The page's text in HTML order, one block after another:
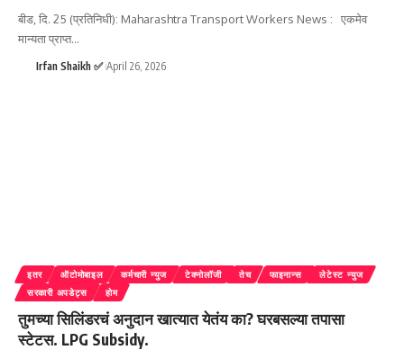
बीड, दि. 25 (प्रतिनिधी): Maharashtra Transport Workers News : एकमेव
मान्यता प्राप्त…
Irfan Shaikh ✅ April 26, 2026
इतर ऑटोमोबाइल कर्मचारी न्युज टेक्नोलॉजी तेच फाइनान्स
लेटेस्ट न्युज
सरकारी अपडेट्स
होम
तुमच्या सिलिंडरचं अनुदान खात्यात येतंय का? घरबसल्या तपासा
स्टेटस. LPG Subsidy.